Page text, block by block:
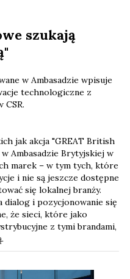
szukają
w Ambasadzie wpisuje
technologiczne z
CSR.
jak akcja "GREAT British
Ambasadzie Brytyjskiej w
marek – w tym tych, które
i nie są jeszcze dostępne
się lokalnej branży.
dialog i pozycjonowanie się
że sieci, które jako
z tymi brandami,